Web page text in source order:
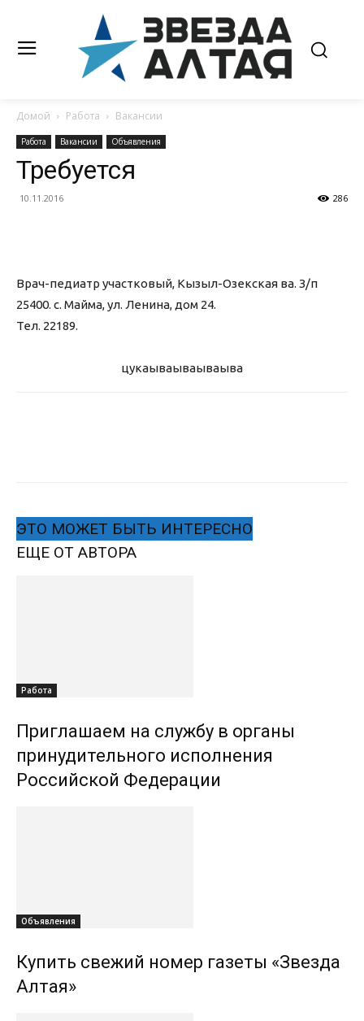
Домой Работа Вакансии
Работа Вакансии Объявления
Требуется
10.11.2016 286
Врач-педиатр участковый, Кызыл-Озекская ва. З/п
25400. с. Майма, ул. Ленина, дом 24.
Тел. 22189.
цукаываываываыва
ЭТО МОЖЕТ БЫТЬ ИНТЕРЕСНО
ЕЩЕ ОТ АВТОРА
Работа
Приглашаем на службу в органы
принудительного исполнения
Российской Федерации
Объявления
Купить свежий номер газеты «Звезда
Алтая»